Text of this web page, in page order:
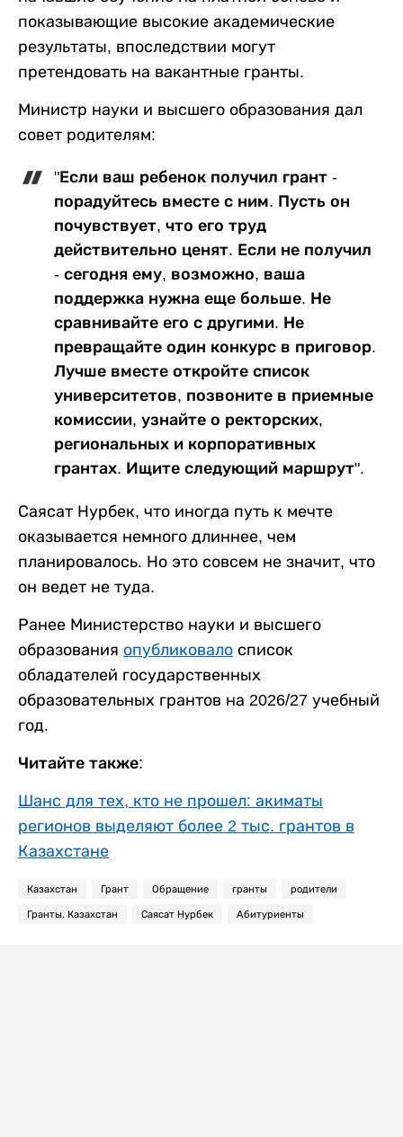
показывающие высокие академические
результаты, впоследствии могут
претендовать на вакантные гранты.
Министр науки и высшего образования дал
совет родителям:
"Если ваш ребенок получил грант -
порадуйтесь вместе с ним. Пусть он
почувствует, что его труд
действительно ценят. Если не получил
- сегодня ему, возможно, ваша
поддержка нужна еще больше. Не
сравнивайте его с другими. Не
превращайте один конкурс в приговор.
Лучше вместе откройте список
университетов, позвоните в приемные
комиссии, узнайте о ректорских,
региональных и корпоративных
грантах. Ищите следующий маршрут".
Саясат Нурбек, что иногда путь к мечте
оказывается немного длиннее, чем
планировалось. Но это совсем не значит, что
он ведет не туда.
Ранее Министерство науки и высшего
образования опубликовало список
обладателей государственных
образовательных грантов на 2026/27 учебный
год.
Читайте также:
Шанс для тех, кто не прошел: акиматы
регионов выделяют более 2 тыс. грантов в
Казахстане
Казахстан Грант Обращение гранты родители
Гранты. Казахстан Саясат Нурбек Абитуриенты